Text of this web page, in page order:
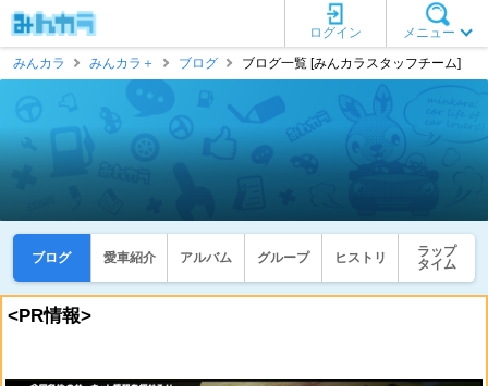
メニュー
ログイン
みんカラ
みんカラ＋ ブログ ブログ一覧 [みんカラスタッフチーム]
ブログ 愛車紹介 アルバム グループ ヒストリ
ラップ
タイム
<PR情報>